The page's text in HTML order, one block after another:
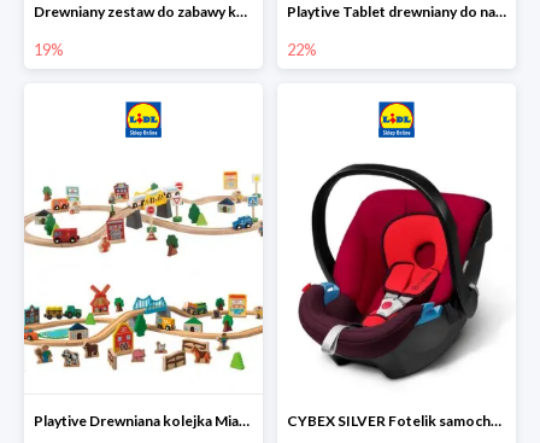
Drewniany zestaw do zabawy kolejką - farma i wiadukt
19%
Playtive Tablet drewniany do nauki, interaktywny
22%
Playtive Drewniana kolejka Miasto lub Farma CYBEX SILVER Fotelik samochodowy